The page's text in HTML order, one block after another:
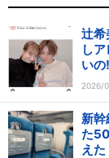
辻希
し
いの!
2026/
新幹
た
えた